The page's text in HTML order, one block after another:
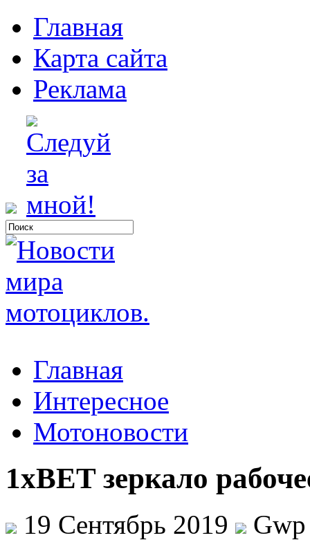
Главная
Карта сайта
Реклама
Главная
Интересное
Мотоновости
1xBET зеркало
19 Сентябрь 2019
Gwp